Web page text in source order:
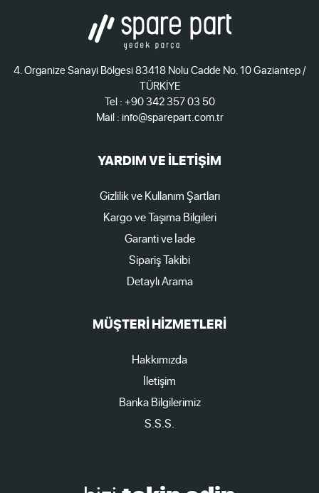
4. Organize Sanayi Bölgesi 83418 Nolu Cadde No. 10 Gaziantep /
TÜRKİYE
Tel : +90 342 357 03 50
Mail : info@sparepart.com.tr
YARDIM VE İLETİŞİM
Gizlilik ve Kullanım Şartları
Kargo ve Taşıma Bilgileri
Garanti ve İade
Sipariş Takibi
Detaylı Arama
MÜŞTERİ HİZMETLERİ
Hakkımızda
İletişim
Banka Bilgilerimiz
S.S.S.